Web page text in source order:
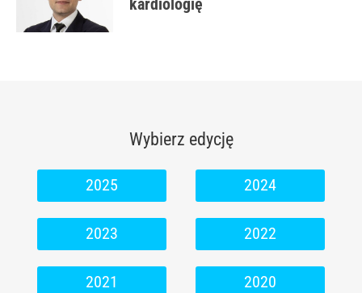
kardiologię
Wybierz edycję
2025 2024
2023 2022
2021 2020